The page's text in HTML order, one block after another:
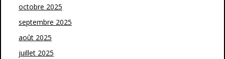
octobre 2025
septembre 2025
août 2025
juillet 2025